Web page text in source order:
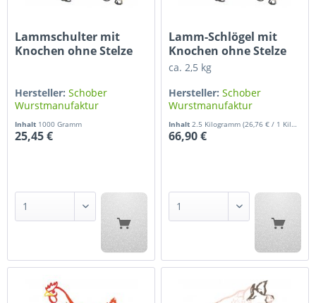
Lammschulter mit
Knochen ohne Stelze
Hersteller: Schober
Wurstmanufaktur
Inhalt 1000 Gramm
25,45 €
Lamm-Schlögel mit
Knochen ohne Stelze
(33,50/kg)
ca. 2,5 kg
Hersteller: Schober
Wurstmanufaktur
Inhalt2.5 Kilogramm(26,76 € / 1 Kilogramm)
66,90 €